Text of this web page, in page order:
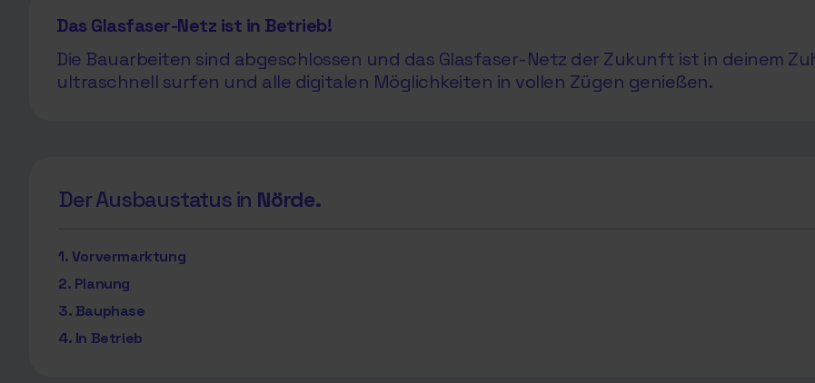
Das Glasfaser-Netz ist in Betrieb!
Die Bauarbeiten sind abgeschlossen und das Glasfaser-Netz der Zukunft ist in deinem
ultraschnell surfen und alle digitalen Möglichkeiten in vollen Zügen genießen.
Der Ausbaustatus in Nörde.
1. Vorvermarktung
2. Planung
3. Bauphase
4. In Betrieb